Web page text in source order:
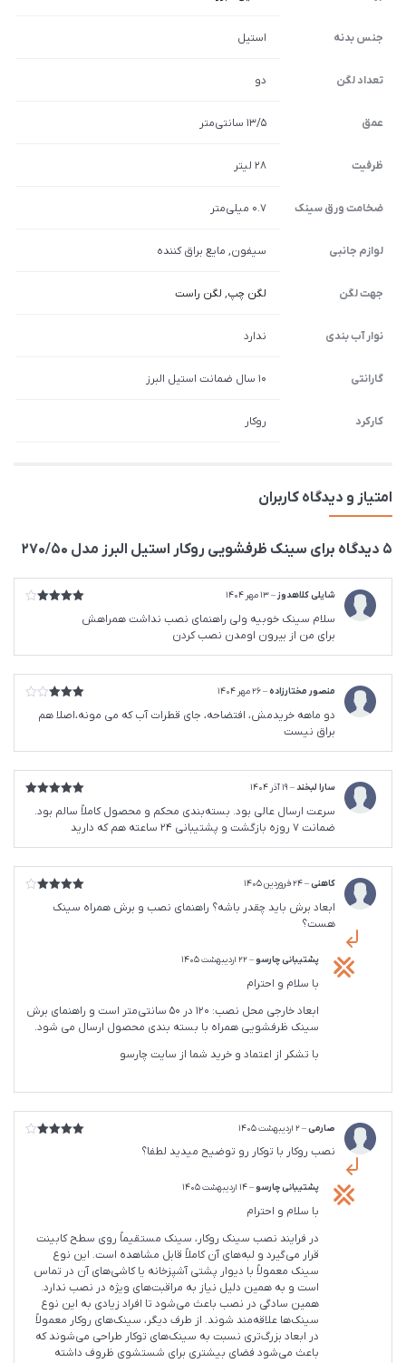
جنس بدنه استیل
تعداد لگن دو
عمق 13/5 سانتی‌متر
ظرفیت 28 لیتر
ضخامت ورق سینک 0.7 میلی‌متر
لوازم جانبی سیفون, مایع براق کننده
جهت لگن لگن چپ, لگن راست
نوار آب بندی ندارد
گارانتی 10 سال ضمانت استیل البرز
کارکرد روکار
امتیاز و دیدگاه کاربران
5 دیدگاه برای سينک ظرفشویی روکار استیل البرز مدل 270/50
از 5
شایلی کلاهدوز–13 مهر 1404
سلام سینک خوبیه ولی راهنمای نصب نداشت همراهش
برای من از بیرون اومدن نصب کردن
3از 5
منصور مختارزاده–26 مهر 1404
دو ماهه خریدمش، افتضاحه، جای قطرات آب که می مونه،اصلا هم
براق نیست
امتیاز
5
سارا لبخند– 19 آذر 1404
سرعت ارسال عالی بود. بسته‌بندی محکم و محصول کاملاً سالم بود.
ضمانت ۷ روزه بازگشت و پشتیبانی ۲۴ ساعته هم که دارید
از 5
کاهنی–24 فروردین 1405
ابعاد برش باید چقدر باشه؟ راهنمای نصب و برش همراه سینک
هست؟
پشتیبانی چارسو–22 اردیبهشت 1405
با سلام و احترام
ابعاد خارجی محل نصب: 120 در 50 سانتی‌متر است و راهنمای برش
سینک ظرفشویی همراه با بسته بندی محصول ارسال می شود.
با تشکر از اعتماد و خرید شما از سایت چارسو
صارمی–2 اردیبهشت 1405
نصب روکار با توکار رو توضیح میدید لطفا؟
پشتیبانی چارسو–14 اردیبهشت 1405
با سلام و احترام
در فرایند نصب سینک روکار، سینک مستقیماً روی سطح کابینت
قرار می‌گیرد و لبه‌های آن کاملاً قابل مشاهده است. این نوع
سینک معمولاً با دیوار پشتی آشپزخانه یا کاشی‌های آن در تماس
است و به همین دلیل نیاز به مراقبت‌های ویژه در نصب ندارد.
همین سادگی در نصب باعث می‌شود تا افراد زیادی به این نوع
سینک‌ها علاقه‌مند شوند. از طرف دیگر، سینک‌های روکار معمولاً
در ابعاد بزرگ‌تری نسبت به سینک‌های توکار طراحی می‌شوند که
باعث می‌شود فضای بیشتری برای شستشوی ظروف داشته